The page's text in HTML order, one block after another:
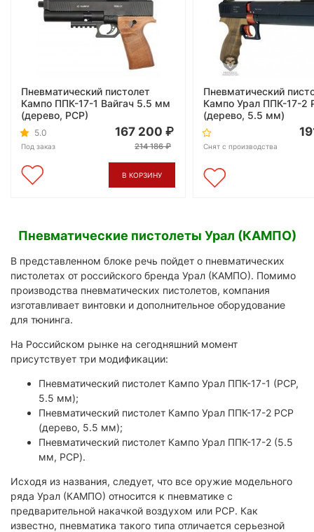
Пневматический пистолет
Кампо ППК-17-1 Вайгач 5.5 мм
(дерево, РСР)
5.0
Под заказ
167 200
214 186
В КОРЗИНУ
Пневматический
Кампо Урал ППК-17-2
(дерево, 5.5 мм)
Снят с производства
Пневматические пистолеты Урал (КАМПО)
В представленном блоке речь пойдет о пневматических
пистолетах от российского бренда Урал (КАМПО). Помимо
производства пневматических пистолетов, компания
изготавливает винтовки и дополнительное оборудование
для тюнинга.
На Российском рынке на сегодняшний момент
присутствует три модификации:
Пневматический пистолет Кампо Урал ППК-17-1 (PCP,
5.5 мм);
Пневматический пистолет Кампо Урал ППК-17-2 PCP
(дерево, 5.5 мм);
Пневматический пистолет Кампо Урал ППК-17-2 (5.5
мм, PCP).
Исходя из названия, следует, что все оружие модельного
ряда Урал (КАМПО) относится к пневматике с
предварительной накачкой воздухом или PCP. Как
известно, пневматика такого типа отличается серьезной